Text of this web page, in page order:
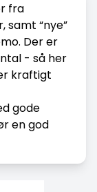
fra
samt “nye”
Der er
- så her
kraftigt
gode
en god